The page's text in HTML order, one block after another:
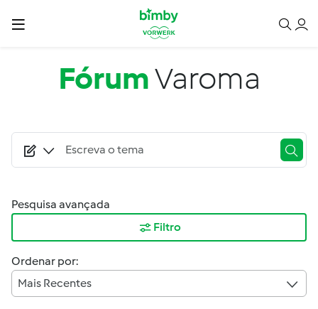
Passar para o conteúdo principal
FórumVaroma
Pesquisa avançada
Filtro
Ordenar por:
Mais Recentes